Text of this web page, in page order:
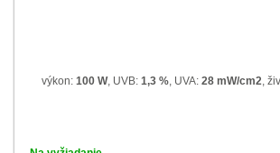
výkon: 100 W, UVB: 1,3 %, UVA: 28 mW/cm2,